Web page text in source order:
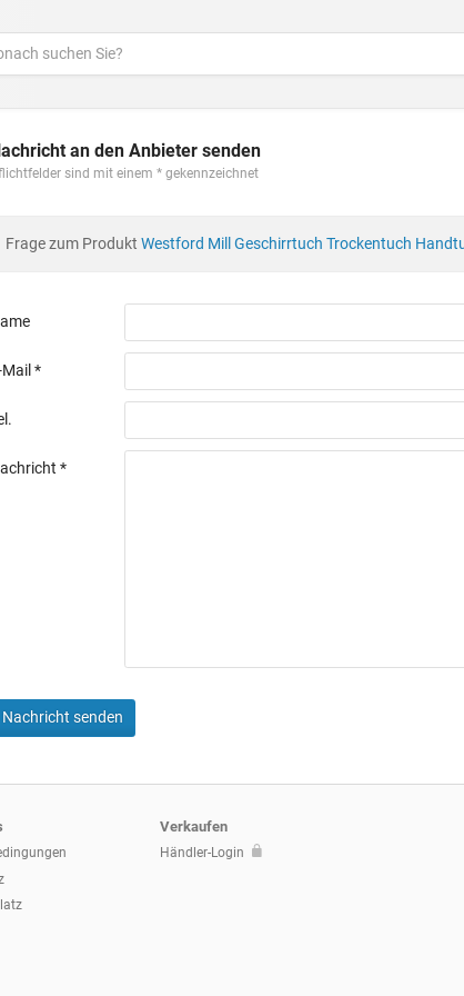
an den Anbieter senden
sind mit einem gekennzeichnet
Frage zum Produkt Westford Mill Geschirrtuch Trockentuch
Mail
Nachricht senden
Verkaufen
Händler-Login